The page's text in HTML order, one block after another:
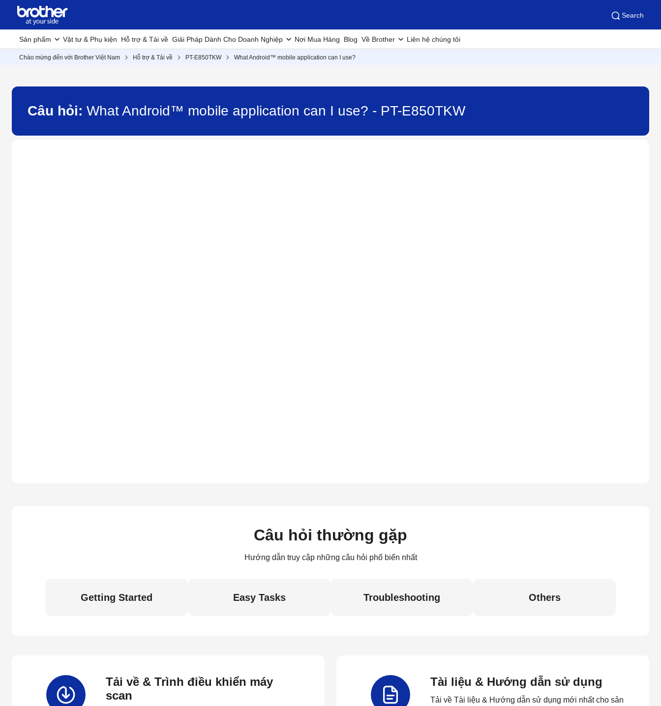
Search
Sản phẩm Vật tư & Phụ kiện Hỗ trợ & Tải về Giải Pháp Dành Cho Doanh Nghiệp Nơi Mua Hàng Blog Về Brother Liên hệ chúng tôi
Chào mừng đến với Brother Việt Nam Hỗ trợ & Tải về PT-E850TKW What Android™ mobile application can I use?
Câu hỏi: What Android™ mobile application can I use? - PT-E850TKW
Câu hỏi thường gặp
Hướng dẫn truy cập những câu hỏi phổ biến nhất
Getting Started Easy Tasks Troubleshooting Others
Tải về & Trình điều khiển máy
scan
Tài liệu & Hướng dẫn sử dụng
Tải về Tài liệu & Hướng dẫn sử dụng mới nhất cho sản